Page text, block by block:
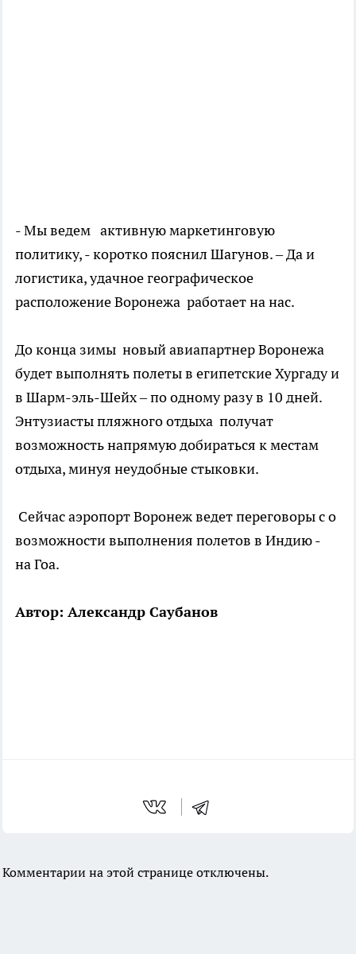
- Мы ведем активную маркетинговую
политику, - коротко пояснил Шагунов. – Да и
логистика, удачное географическое
расположение Воронежа работает на нас.
До конца зимы новый авиапартнер Воронежа
будет выполнять полеты в египетские Хургаду и
в Шарм-эль-Шейх – по одному разу в 10 дней.
Энтузиасты пляжного отдыха получат
возможность напрямую добираться к местам
отдыха, минуя неудобные стыковки.
Сейчас аэропорт Воронеж ведет переговоры с о
возможности выполнения полетов в Индию -
на Гоа.
Автор: Александр Саубанов
Комментарии на этой странице отключены.